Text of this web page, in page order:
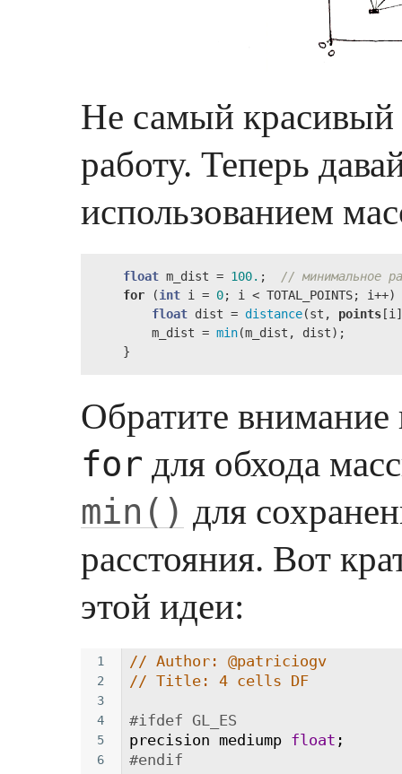
Не самый красивый
работу. Теперь
использованием
float m_dist = 100. ;
// минимальное
for (int i = 0; i < TOTAL_POINTS;
float dist = distance(st, points
        m_dist =
min(m_dist, dist);
    }
Обратите внимание
for для обхода
min() для
расстояния. Вот
этой идеи:
1 // Author: @patriciogv
2 // Title: 4 cells DF
3
4
#ifdef GL_ES
5 precision mediump float ;
6 #endif